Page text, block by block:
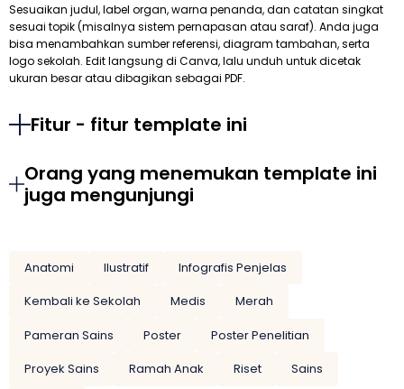
Sesuaikan judul, label organ, warna penanda, dan catatan singkat
sesuai topik (misalnya sistem pernapasan atau saraf). Anda juga
bisa menambahkan sumber referensi, diagram tambahan, serta
logo sekolah. Edit langsung di Canva, lalu unduh untuk dicetak
ukuran besar atau dibagikan sebagai PDF.
Fitur - fitur template ini
Orang yang menemukan template ini
juga mengunjungi
Anatomi Ilustratif
Infografis Penjelas
Kembali ke Sekolah
Medis
Merah
Pameran Sains
Poster
Poster Penelitian
Proyek Sains
Ramah Anak Riset
Sains